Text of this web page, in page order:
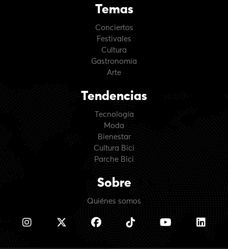
Temas
Conciertos
Festivales
Cultura
Gastronomía
Arte
Tendencias
Tecnología
Moda
Bienestar
Cultura Bici
Parche Bici
Sobre
Quiénes somos